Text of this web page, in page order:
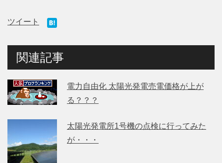
ツイート
関連記事
電力自由化 太陽光発電売電価格が上が
る？？？
太陽光発電所1号機の点検に行ってみた
が・・・